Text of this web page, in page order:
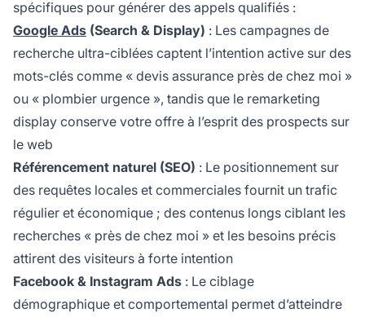
spécifiques pour générer des appels qualifiés :
Google Ads (Search & Display) : Les campagnes de
recherche ultra-ciblées captent l’intention active sur des
mots-clés comme « devis assurance près de chez moi »
ou « plombier urgence », tandis que le remarketing
display conserve votre offre à l’esprit des prospects sur
le web
Référencement naturel (SEO) : Le positionnement sur
des requêtes locales et commerciales fournit un trafic
régulier et économique ; des contenus longs ciblant les
recherches « près de chez moi » et les besoins précis
attirent des visiteurs à forte intention
Facebook & Instagram Ads : Le ciblage
démographique et comportemental permet d’atteindre